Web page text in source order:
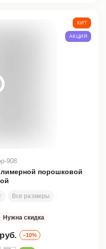
порошковой
Все размеры
908
Нужна скидка
руб. –10%
ХИТ
АКЦИЯ